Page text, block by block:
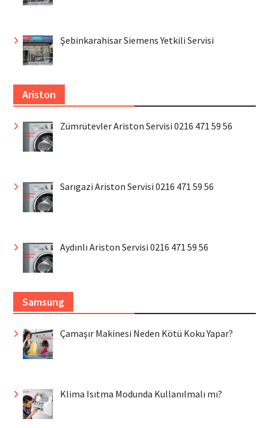
Şebinkarahisar Siemens Yetkili Servisi
Ariston
Zümrütevler Ariston Servisi 0216 471 59 56
Sarıgazi Ariston Servisi 0216 471 59 56
Aydınlı Ariston Servisi 0216 471 59 56
Samsung
Çamaşır Makinesi Neden Kötü Koku Yapar?
Klima Isıtma Modunda Kullanılmalı mı?